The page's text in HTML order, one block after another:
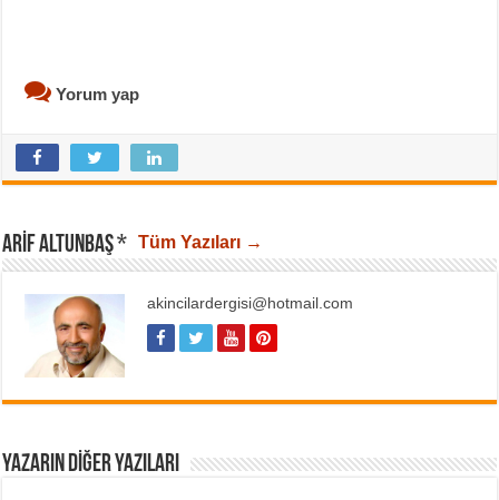
Yorum yap
ARIF ALTUNBAŞ * Tüm Yazıları →
akincilardergisi@hotmail.com
YAZARIN DIĞER YAZILARI